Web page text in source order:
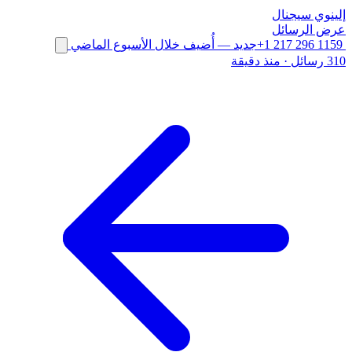
إلينوي سيجنال
عرض الرسائل
+1 217 296 1159جديد — أُضيف خلال الأسبوع الماضي
310 رسائل
· منذ دقيقة